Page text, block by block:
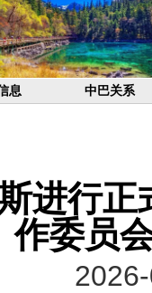
息 中巴关系
进行
作委员